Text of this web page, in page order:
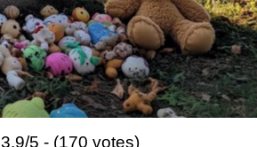
3.9/5 - (170 votes)